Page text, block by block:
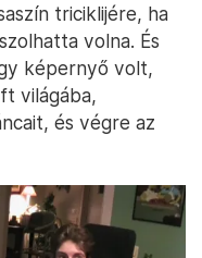
triciklijére, ha
volna. És
képernyő volt,
világába,
és végre az